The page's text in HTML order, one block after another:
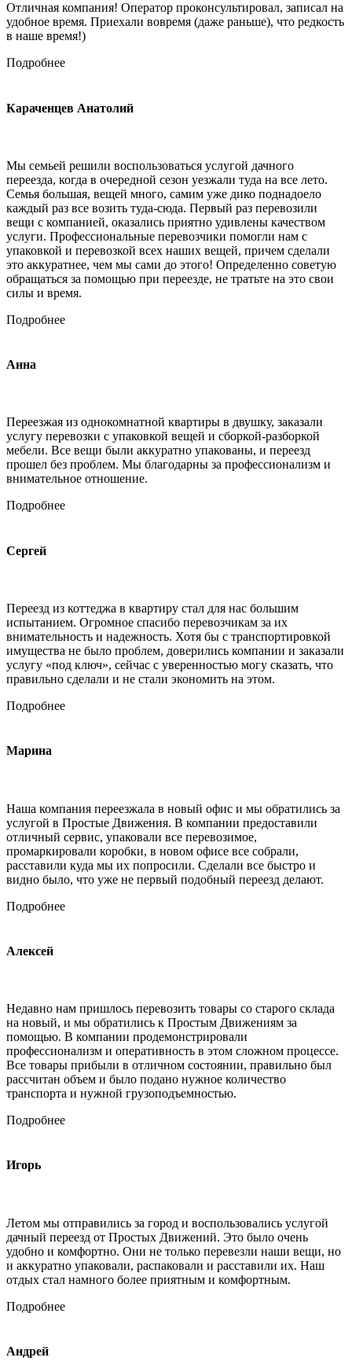
Отличная компания! Оператор проконсультировал, записал на
удобное время. Приехали вовремя (даже раньше), что редкость
в наше время!)
Подробнее
Караченцев Анатолий
Мы семьей решили воспользоваться услугой дачного
переезда, когда в очередной сезон уезжали туда на все лето.
Семья большая, вещей много, самим уже дико поднадоело
каждый раз все возить туда-сюда. Первый раз перевозили
вещи с компанией, оказались приятно удивлены качеством
услуги. Профессиональные перевозчики помогли нам с
упаковкой и перевозкой всех наших вещей, причем сделали
это аккуратнее, чем мы сами до этого! Определенно советую
обращаться за помощью при переезде, не тратьте на это свои
силы и время.
Подробнее
Анна
Переезжая из однокомнатной квартиры в двушку, заказали
услугу перевозки с упаковкой вещей и сборкой-разборкой
мебели. Все вещи были аккуратно упакованы, и переезд
прошел без проблем. Мы благодарны за профессионализм и
внимательное отношение.
Подробнее
Сергей
Переезд из коттеджа в квартиру стал для нас большим
испытанием. Огромное спасибо перевозчикам за их
внимательность и надежность. Хотя бы с транспортировкой
имущества не было проблем, доверились компании и заказали
услугу «под ключ», сейчас с уверенностью могу сказать, что
правильно сделали и не стали экономить на этом.
Подробнее
Марина
Наша компания переезжала в новый офис и мы обратились за
услугой в Простые Движения. В компании предоставили
отличный сервис, упаковали все перевозимое,
промаркировали коробки, в новом офисе все собрали,
расставили куда мы их попросили. Сделали все быстро и
видно было, что уже не первый подобный переезд делают.
Подробнее
Алексей
Недавно нам пришлось перевозить товары со старого склада
на новый, и мы обратились к Простым Движениям за
помощью. В компании продемонстрировали
профессионализм и оперативность в этом сложном процессе.
Все товары прибыли в отличном состоянии, правильно был
рассчитан объем и было подано нужное количество
транспорта и нужной грузоподъемностью.
Подробнее
Игорь
Летом мы отправились за город и воспользовались услугой
дачный переезд от Простых Движений. Это было очень
удобно и комфортно. Они не только перевезли наши вещи, но
и аккуратно упаковали, распаковали и расставили их. Наш
отдых стал намного более приятным и комфортным.
Подробнее
Андрей